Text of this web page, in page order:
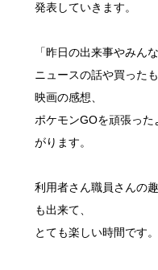
発表していきます。
「昨日の出来事やみん
ニュースの話や買った
映画の感想、
ポケモンGOを頑張っ
がります。
利用者さん職員さんの
も出来て、
とても楽しい時間です。